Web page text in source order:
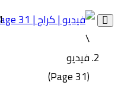
Toggle
navigation
\
فيديو
(Page 31)